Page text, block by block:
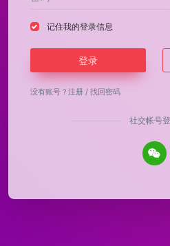
记住我的登录信息
登录
没有账号？ 注册 / 找回密码
社交帐号